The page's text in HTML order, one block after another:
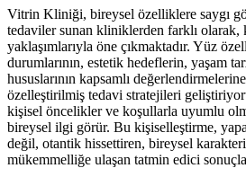
Vitrin Kliniği, bireysel özelliklere saygı
tedaviler sunan kliniklerden farklı olarak,
yaklaşımlarıyla öne çıkmaktadır. Yüz
durumlarının, estetik hedeflerin, yaşam
hususlarının kapsamlı
özelleştirilmiş tedavi stratejileri
kişisel öncelikler ve koşullarla uyumlu
bireysel ilgi görür. Bu kişiselleştirme,
değil, otantik hissettiren, bireysel
mükemmelliğe ulaşan tatmin edici